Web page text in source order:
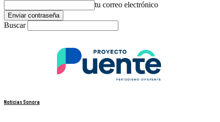
tu correo electrónico
Buscar
Noticias Sonora